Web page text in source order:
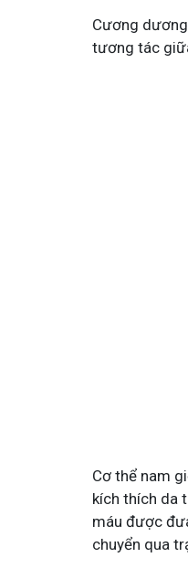
Cương
tương tác
Cơ thể nam
kích thích da
máu được
chuyển qua
- Đánh Bay Mẩn Ngứa